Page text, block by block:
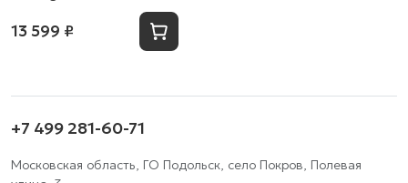
13 599 ₽
+7 499 281-60-71
Московская область, ГО Подольск, село Покров, Полевая